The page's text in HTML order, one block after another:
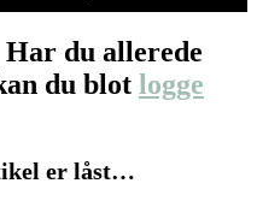
du allerede
du blot logge
er låst…